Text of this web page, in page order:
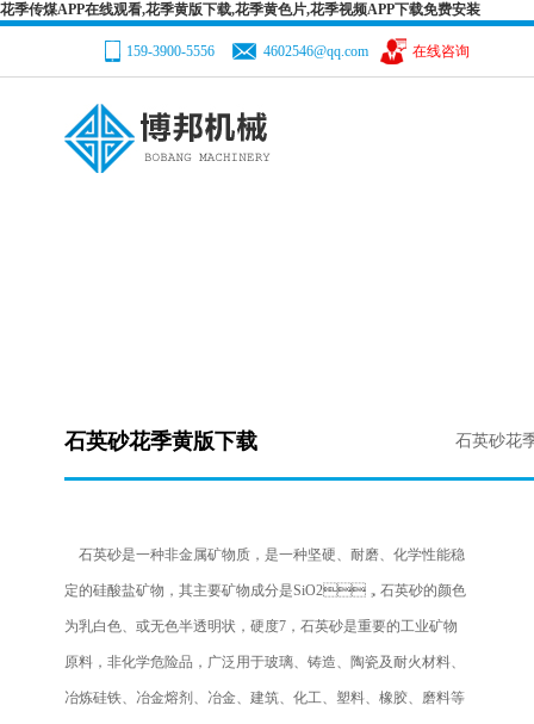
花季传煤APP在线观看,花季黄版下载,花季黄色片,花季视频APP下载免费安装
159-3900-5556 4602546@qq.com 在线咨询
公司简介
联系花季传煤APP在线观看
石英砂花季黄版下载 石英砂花
石英砂是一种非金属矿物质，是一种坚硬、耐磨、化学性能稳
定的硅酸盐矿物，其主要矿物成分是SiO2，石英砂的颜色
为乳白色、或无色半透明状，硬度7，石英砂是重要的工业矿物
原料，非化学危险品，广泛用于玻璃、铸造、陶瓷及耐火材料、
冶炼硅铁、冶金熔剂、冶金、建筑、化工、塑料、橡胶、磨料等